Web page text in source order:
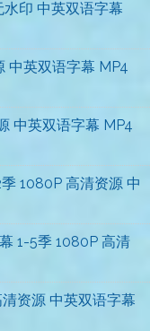
印 中英双语字幕
中英双语字幕 MP4
中英双语字幕 MP4
1080P 高清资源 中
1-5季 1080P 高清
资源 中英双语字幕